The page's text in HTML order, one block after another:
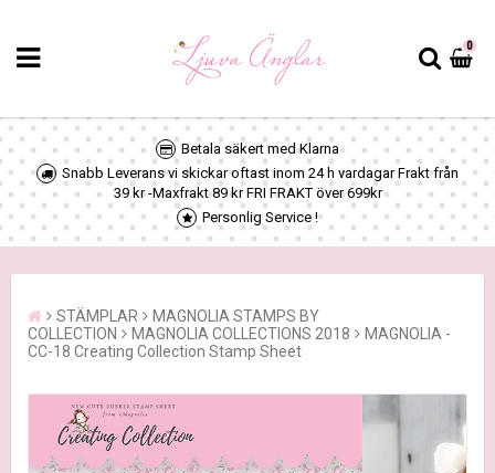
0
Betala säkert med Klarna
Snabb Leverans vi skickar oftast inom 24 h vardagar Frakt från
39 kr -Maxfrakt 89 kr FRI FRAKT över 699kr
Personlig Service !
STÄMPLAR
MAGNOLIA STAMPS BY
COLLECTION
MAGNOLIA COLLECTIONS 2018
MAGNOLIA -
CC-18 Creating Collection Stamp Sheet